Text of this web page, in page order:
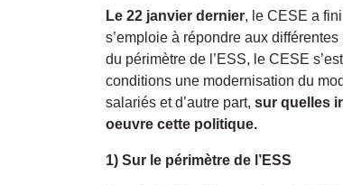
Le 22 janvier dernier, le CESE a
s’emploie à répondre aux
du périmètre de l’ESS, le CESE
conditions une modernisation du
salariés et d’autre part, sur quelles
oeuvre cette politique.
1) Sur le périmètre de l’ESS